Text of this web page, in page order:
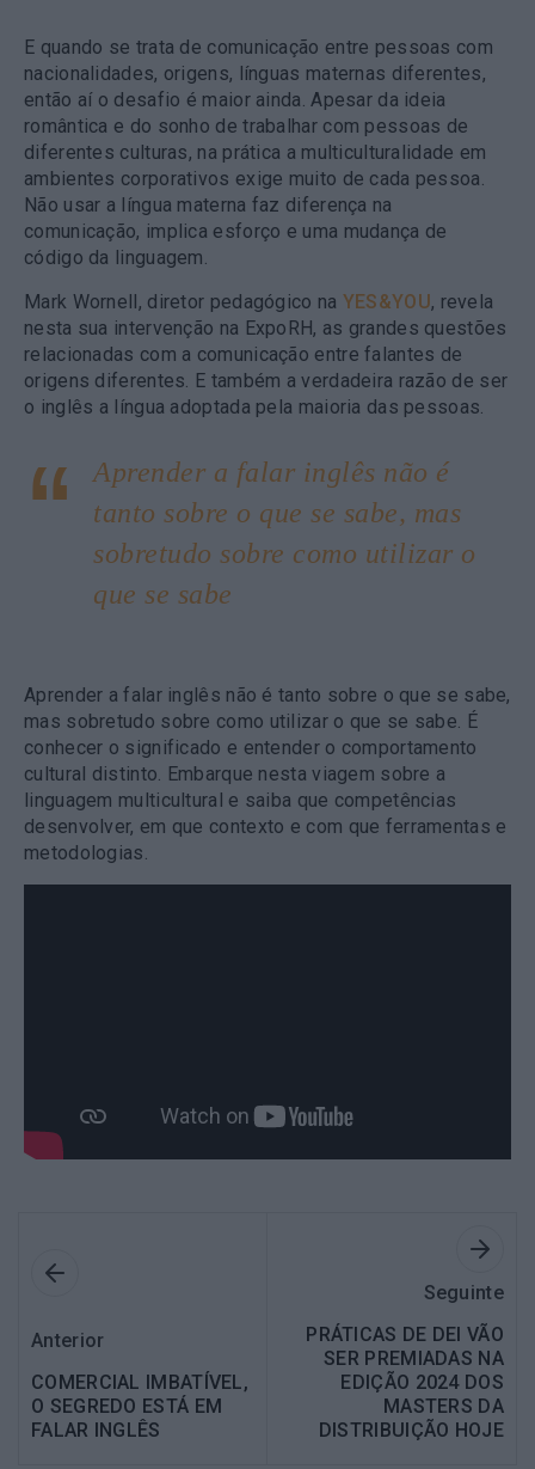
E quando se trata de comunicação entre pessoas com
nacionalidades, origens, línguas maternas diferentes,
então aí o desafio é maior ainda. Apesar da ideia
romântica e do sonho de trabalhar com pessoas de
diferentes culturas, na prática a multiculturalidade em
ambientes corporativos exige muito de cada pessoa.
Não usar a língua materna faz diferença na
comunicação, implica esforço e uma mudança de
código da linguagem.
Mark Wornell, diretor pedagógico na YES&YOU, revela
nesta sua intervenção na ExpoRH, as grandes questões
relacionadas com a comunicação entre falantes de
origens diferentes. E também a verdadeira razão de ser
o inglês a língua adoptada pela maioria das pessoas.
Aprender a falar inglês não é
tanto sobre o que se sabe, mas
sobretudo sobre como utilizar o
que se sabe
Aprender a falar inglês não é tanto sobre o que se sabe,
mas sobretudo sobre como utilizar o que se sabe. É
conhecer o significado e entender o comportamento
cultural distinto. Embarque nesta viagem sobre a
linguagem multicultural e saiba que competências
desenvolver, em que contexto e com que ferramentas e
metodologias.
Anterior
COMERCIAL IMBATÍVEL,
O SEGREDO ESTÁ EM
FALAR INGLÊS
Seguinte
PRÁTICAS DE DEI VÃO
SER PREMIADAS NA
EDIÇÃO 2024 DOS
MASTERS DA
DISTRIBUIÇÃO HOJE